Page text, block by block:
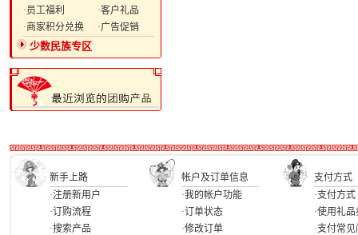
·员工福利
·客户礼品
·商家积分兑换
·广告促销
少数民族专区
新手上路 帐户及订单信息
支付方式
·注册新用户
·订购流程
·搜索产品
·我的帐户功能
·订单状态
·修改订单
·支付方式
·使用礼品
·支付常